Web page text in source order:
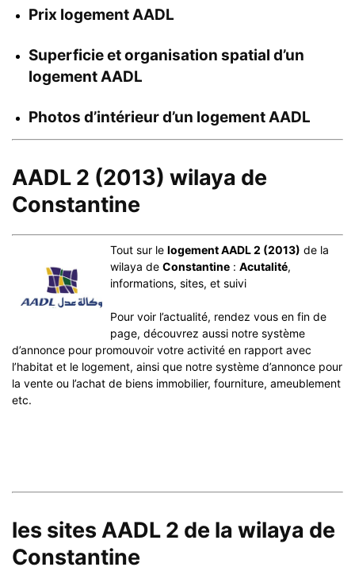
Prix logement AADL
Superficie et organisation spatial d’un
logement AADL
Photos d’intérieur d’un logement AADL
AADL 2 (2013) wilaya de
Constantine
Tout sur le logement AADL 2 (2013) de la
wilaya de Constantine : Acutalité,
informations, sites, et suivi
Pour voir l’actualité, rendez vous en fin de
page, découvrez aussi notre système
d’annonce pour promouvoir votre activité en rapport avec
l’habitat et le logement, ainsi que notre système d’annonce pour
la vente ou l’achat de biens immobilier, fourniture, ameublement
etc.
les sites AADL 2 de la wilaya de
Constantine